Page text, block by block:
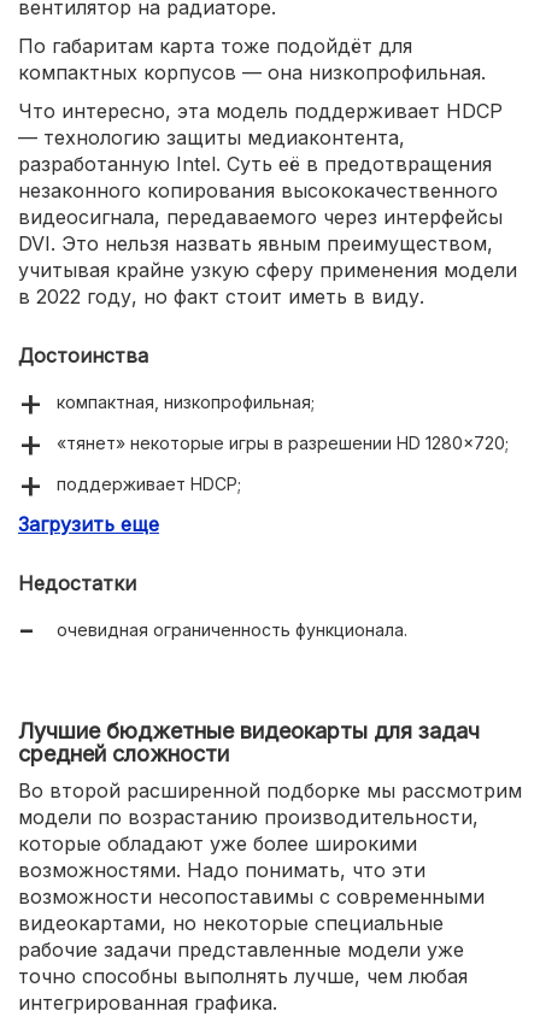
вентилятор на радиаторе.
По габаритам карта тоже подойдёт для
компактных корпусов — она низкопрофильная.
Что интересно, эта модель поддерживает HDCP
— технологию защиты медиаконтента,
разработанную Intel. Суть её в предотвращения
незаконного копирования высококачественного
видеосигнала, передаваемого через интерфейсы
DVI. Это нельзя назвать явным преимуществом,
учитывая крайне узкую сферу применения модели
в 2022 году, но факт стоит иметь в виду.
Достоинства
компактная, низкопрофильная;
«тянет» некоторые игры в разрешении HD 1280×720;
поддерживает HDCP;
сверхдоступная цена.
Загрузить еще
Недостатки
очевидная ограниченность функционала.
Лучшие бюджетные видеокарты для задач
средней сложности
Во второй расширенной подборке мы рассмотрим
модели по возрастанию производительности,
которые обладают уже более широкими
возможностями. Надо понимать, что эти
возможности несопоставимы с современными
видеокартами, но некоторые специальные
рабочие задачи представленные модели уже
точно способны выполнять лучше, чем любая
интегрированная графика.